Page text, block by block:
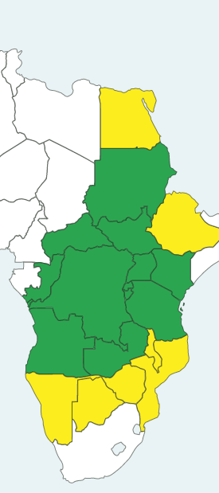
Dr Mubita
Secrétaire Exécutif